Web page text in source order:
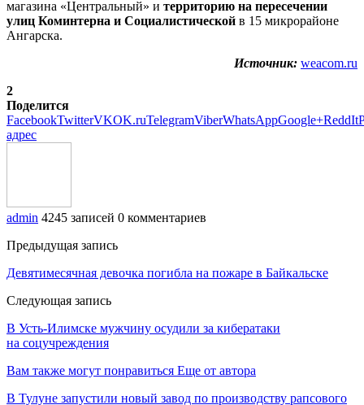
магазина «Центральный» и территорию на пересечении
улиц Коминтерна и Социалистической в 15 микрорайоне
Ангарска.
Источник: weacom.ru
2
Поделится
FacebookTwitterVKOK.ruTelegramViberWhatsAppGoogle+ReddIt
адрес
admin 4245 записей 0 комментариев
Предыдущая запись
Девятимесячная девочка погибла на пожаре в Байкальске
Следующая запись
В Усть-Илимске мужчину осудили за кибератаки
на соцучреждения
Вам также могут понравиться Еще от автора
В Тулуне запустили новый завод по производству рапсового